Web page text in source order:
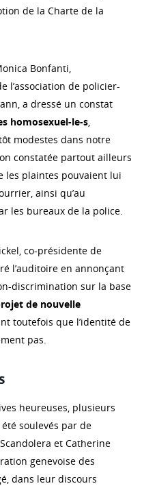
de la Charte de la
Bonfanti,
l’association de policier-
a dressé un constat
homosexuel-le-s,
modestes dans notre
constatée partout ailleurs
les plaintes pouvaient lui
ainsi qu’au
les bureaux de la police.
co-présidente de
l’auditoire en annonçant
discrimination sur la base
de nouvelle
toutefois que l’identité de
pas.
heureuses, plusieurs
soulevés par de
et Catherine
genevoise des
dans leur discours